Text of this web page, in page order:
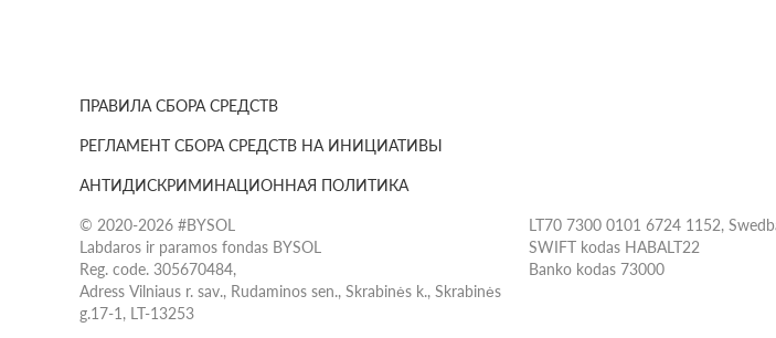
ПРАВИЛА СБОРА СРЕДСТВ
РЕГЛАМЕНТ СБОРА СРЕДСТВ НА ИНИЦИАТИВЫ
АНТИДИСКРИМИНАЦИОННАЯ ПОЛИТИКА
© 2020-2026 #BYSOL
Labdaros ir paramos fondas BYSOL
Reg. code. 305670484,
Adress Vilniaus r. sav., Rudaminos sen., Skrabinės k., Skrabinės
g.17-1, LT-13253
LT70 7300 0101 6724 1152,
SWIFT kodas HABALT22
Banko kodas 73000